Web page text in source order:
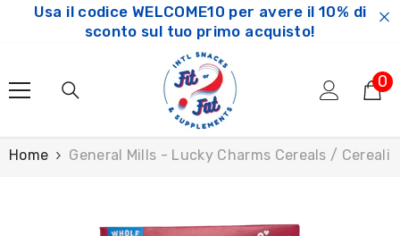
SKIP TO CONTENT
Usa il codice WELCOME10 per avere il 10% di
sconto sul tuo primo acquisto!
00
Home General Mills - Lucky Charms Cereals / Cereali